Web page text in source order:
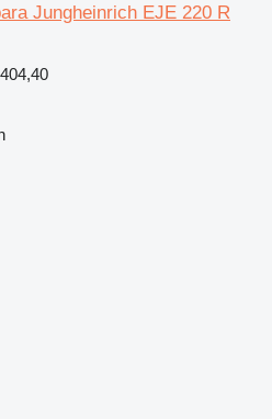
Jungheinrich EJE 220 R